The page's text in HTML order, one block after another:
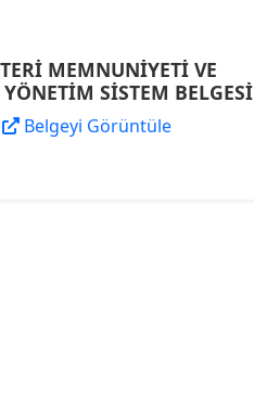
MEMNUNİYETİ VE
YÖNETİM SİSTEM BELGESİ
Belgeyi Görüntüle